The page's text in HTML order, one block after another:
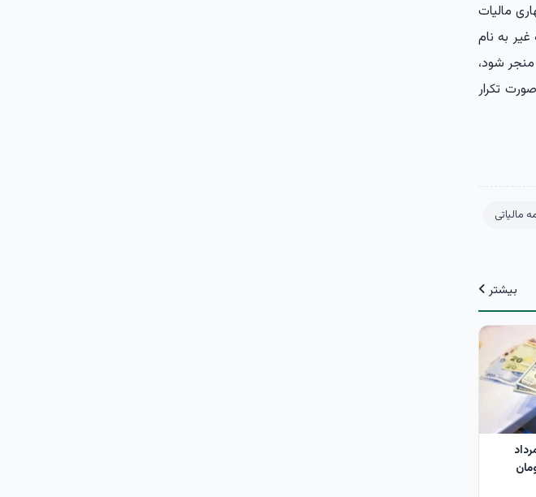
مالیات
به نام
شود،
ماده‌ ۴ این قانون و در صورت تکرار
مالیاتی
بیشتر
امروز 15 مرداد
تومان